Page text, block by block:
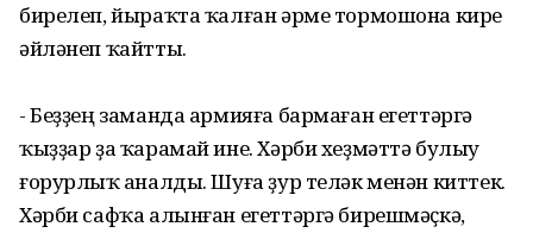
бирелеп, йыраҡта ҡалған әрме тормошона кире
әйләнеп ҡайтты.
- Беҙҙең заманда армияға бармаған егеттәргә
ҡыҙҙар ҙа ҡарамай ине. Хәрби хеҙмәттә булыу
ғорурлыҡ һаналды. Шуға ҙур теләк менән киттек.
Хәрби сафҡа алынған егеттәргә бирешмәҫкә,